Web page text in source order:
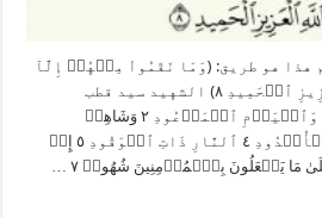
هذا هو طريق: (وَمَا نَقَمُواْ مِنۡهُمۡ إِلَّآ
أَن يُؤۡمِنُواْ بِٱللَّهِ ٱلۡعَزِيزِ ٱلۡحَمِيدِ ٨) الشهيد سيد قطب
(وَٱلسَّمَآءِ ذَاتِ ٱلۡبُرُوجِ ١ وَٱلۡيَوۡمِ ٱلۡمَوۡعُودِ ٢ وَشَاهِدٖ
وَمَشۡهُودٖ ٣ قُتِلَ أَصۡحَٰبُ ٱلۡأُخۡدُودِ ٤ ٱلنَّارِ ذَاتِ ٱلۡوَقُودِ ٥ إِذۡ